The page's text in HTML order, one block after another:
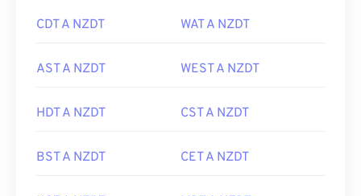
CDT A NZDT WAT A NZDT
AST A NZDT WEST A NZDT
HDT A NZDT CST A NZDT
BST A NZDT CET A NZDT